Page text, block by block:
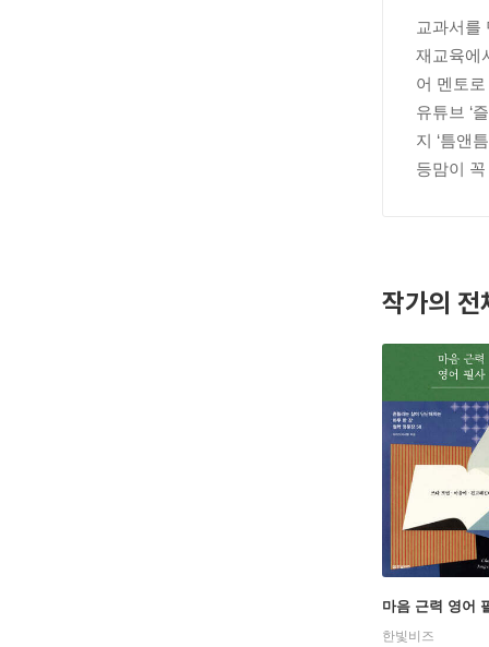
교과서를
재교육에
어 멘토
유튜브 ‘
지 ‘틈앤
등맘이
작가의 전
마음 근력 영어
한빛비즈